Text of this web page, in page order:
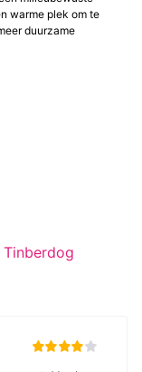
warme plek om te
duurzame
Tinberdog